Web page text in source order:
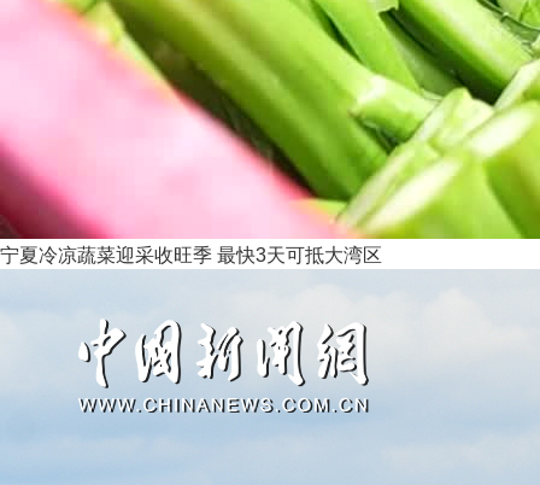
宁夏冷凉蔬菜迎采收旺季 最快3天可抵大湾区